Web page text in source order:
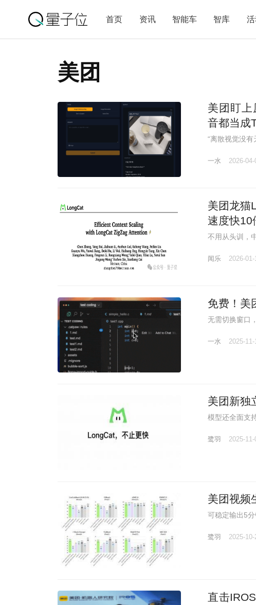
首页 资讯 智能车 智库
美团
美团盯
音都当成
“离散视觉没有
一水 2026-04-
美团龙猫
速度快10
不用从头训，
闻乐 2026-01-
免费！美
无需切换窗口
一水 2025-11-
美团新独
模型还全面支
鹭羽 2025-11-
美团视频
可稳定输出5
鹭羽 2025-10-
直击